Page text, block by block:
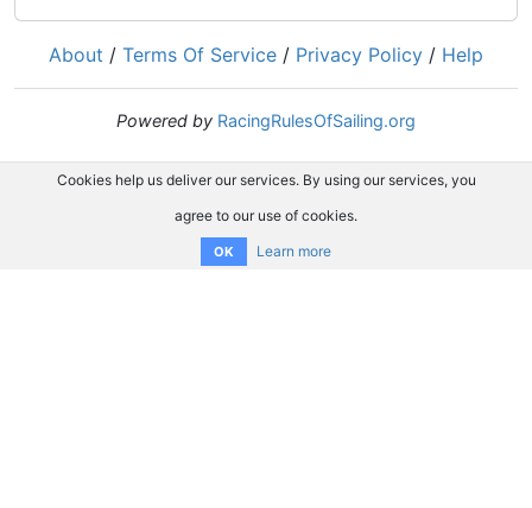
About / Terms Of Service / Privacy Policy / Help
Powered by RacingRulesOfSailing.org
Cookies help us deliver our services. By using our services, you
agree to our use of cookies.
OK Learn more